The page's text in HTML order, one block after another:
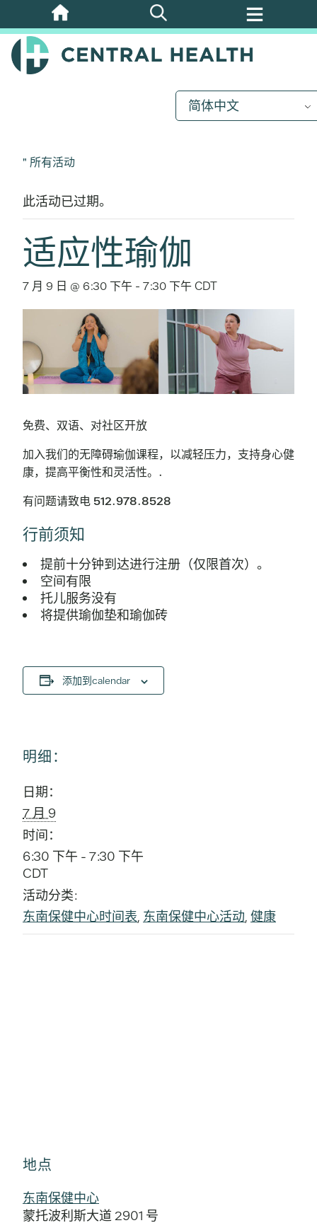
跳
至
主
简体中文
" 所有活动
此活动已过期。
适应性瑜伽
7 月 9 日 @ 6:30 下午 - 7:30 下午CDT
免费、双语、对社区开放
加入我们的无障碍瑜伽课程，以减轻压力，支持身心健
康，提高平衡性和灵活性。.
有问题请致电 512.978.8528
行前须知
提前十分钟到达进行注册（仅限首次）。
空间有限
托儿服务没有
将提供瑜伽垫和瑜伽砖
添加到calendar
明细：
日期：
7 月 9
时间：
6:30 下午 - 7:30 下午
CDT
活动分类:
东南保健中心时间表, 东南保健中心活动, 健康
地点
东南保健中心
蒙托波利斯大道 2901 号